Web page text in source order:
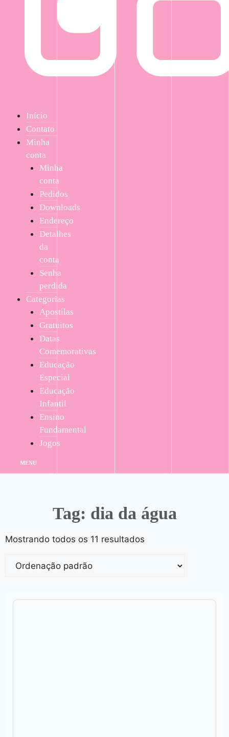
Início
Contato
Minha
conta
Minha
conta
Pedidos
Downloads
Endereço
Detalhes
da
conta
Senha
perdida
Categorias
Apostilas
Gratuitos
Datas
Comemorativas
Educação
Especial
Educação
Infantil
Ensino
Fundamental
Jogos
MENU
Tag: dia da água
Mostrando todos os 11 resultados